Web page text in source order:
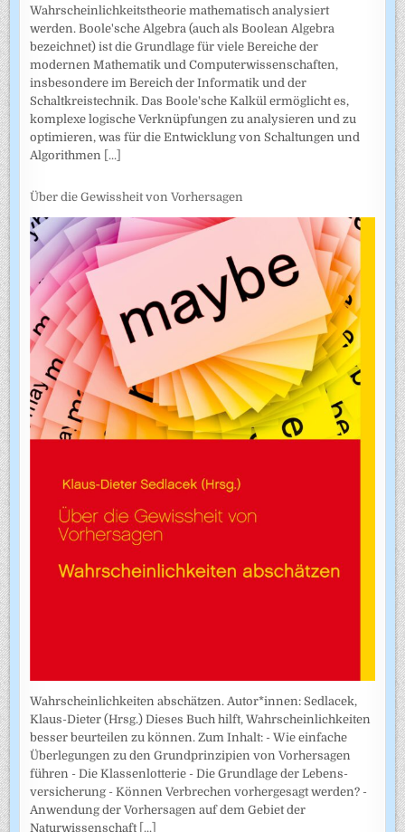
Wahrscheinlichkeitstheorie mathematisch analysiert
werden. Boole'sche Algebra (auch als Boolean Algebra
bezeichnet) ist die Grundlage für viele Bereiche der
modernen Mathematik und Computerwissenschaften,
insbesondere im Bereich der Informatik und der
Schaltkreistechnik. Das Boole'sche Kalkül ermöglicht es,
komplexe logische Verknüpfungen zu analysieren und zu
optimieren, was für die Entwicklung von Schaltungen und
Algorithmen [...]
Über die Gewissheit von Vorhersagen
Wahrscheinlichkeiten abschätzen. Autor*innen: Sedlacek,
Klaus-Dieter (Hrsg.) Dieses Buch hilft, Wahrscheinlichkeiten
besser beurteilen zu können. Zum Inhalt: - Wie einfache
Überlegungen zu den Grundprinzipien von Vorhersagen
führen - Die Klassenlotterie - Die Grundlage der Lebens­
versicherung - Können Verbrechen vorhergesagt werden? -
Anwendung der Vorhersagen auf dem Gebiet der
Naturwissenschaft [...]